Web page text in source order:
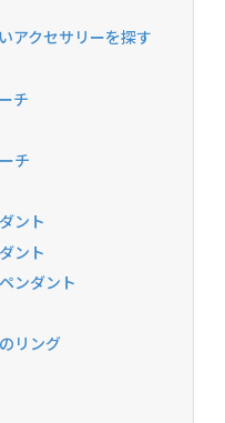
アクセサリーを探す
チ
チ
ント
ント
ンダント
リング